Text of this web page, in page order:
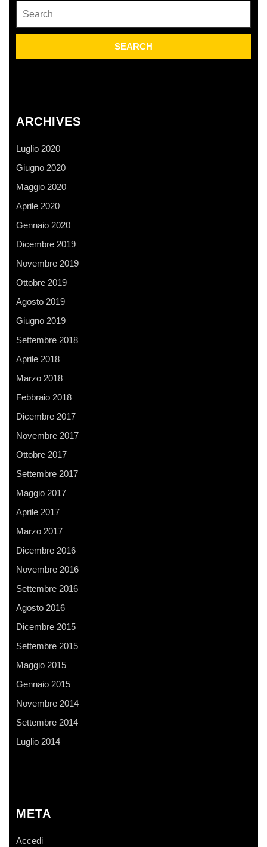
for:
ARCHIVES
Luglio 2020
Giugno 2020
Maggio 2020
Aprile 2020
Gennaio 2020
Dicembre 2019
Novembre 2019
Ottobre 2019
Agosto 2019
Giugno 2019
Settembre 2018
Aprile 2018
Marzo 2018
Febbraio 2018
Dicembre 2017
Novembre 2017
Ottobre 2017
Settembre 2017
Maggio 2017
Aprile 2017
Marzo 2017
Dicembre 2016
Novembre 2016
Settembre 2016
Agosto 2016
Dicembre 2015
Settembre 2015
Maggio 2015
Gennaio 2015
Novembre 2014
Settembre 2014
Luglio 2014
META
Accedi